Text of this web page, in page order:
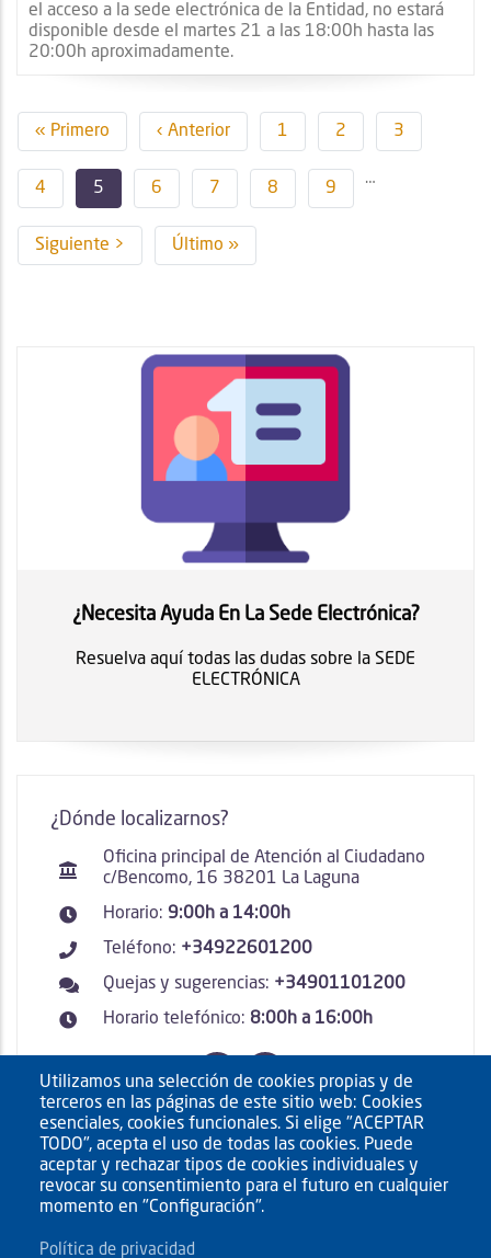
el acceso a la sede electrónica de la Entidad, no estará
disponible desde el martes 21 a las 18:00h hasta las
20:00h aproximadamente.
Paginación
Primera
página
« Primero Página
anterior
‹ Anterior Page
1 Page
2 Page
3
Page
4 Página
actual
5 Page
6 Page
7 Page
8 Page
9
…
Siguiente
Siguiente > Última
Último »
¿Necesita Ayuda En La Sede Electrónica?
Resuelva aquí todas las dudas sobre la SEDE
ELECTRÓNICA
¿Dónde localizarnos?
Oficina principal de Atención al Ciudadano
c/Bencomo, 16 38201 La Laguna
Horario: 9:00h a 14:00h
Teléfono: +34922601200
Quejas y sugerencias: +34901101200
Horario telefónico: 8:00h a 16:00h
Utilizamos una selección de cookies propias y de
terceros en las páginas de este sitio web: Cookies
esenciales, cookies funcionales. Si elige "ACEPTAR
TODO", acepta el uso de todas las cookies. Puede
aceptar y rechazar tipos de cookies individuales y
revocar su consentimiento para el futuro en cualquier
momento en "Configuración".
Política de privacidad